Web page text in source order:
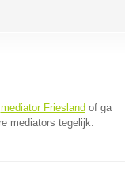
mediator Friesland of ga
mediators tegelijk.